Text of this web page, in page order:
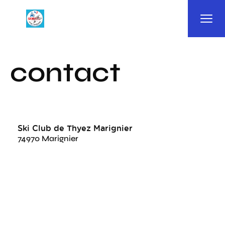
contact
Ski Club de Thyez Marignier
74970 Marignier